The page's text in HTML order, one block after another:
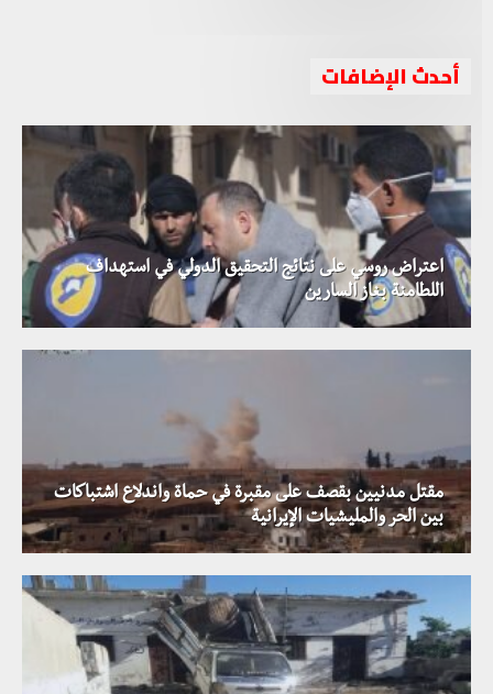
أحدث الإضافات
اعتراض روسي على نتائج التحقيق الدولي في استهداف
اللطامنة بغاز السارين
مقتل مدنيين بقصف على مقبرة في حماة واندلاع اشتباكات
بين الحر والمليشيات الإيرانية